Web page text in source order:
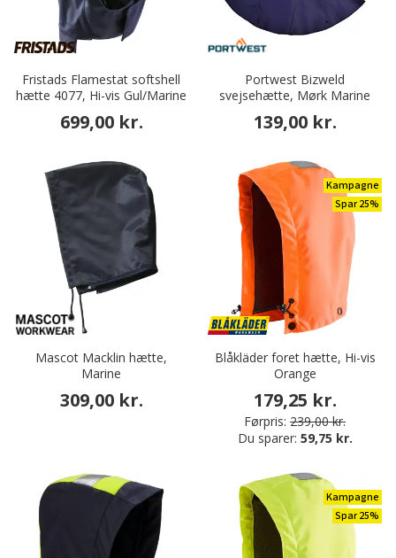
Fristads Flamestat softshell
hætte 4077, Hi-vis Gul/Marine
699,00 kr.
Portwest Bizweld
svejsehætte, Mørk Marine
139,00 kr.
Mascot Macklin hætte,
Marine
309,00 kr.
Kampagne
Spar 25%
Blåkläder foret hætte, Hi-vis
Orange
179,25 kr.
Førpris: 239,00 kr.
Du sparer: 59,75 kr.
Kampagne
Spar 25%